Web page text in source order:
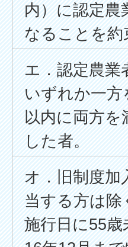
内）に認定農
なることを約
エ．認定農業
いずれか一方
以内に両方を
した者。
オ．旧制度加
当する方は除
施行日に55